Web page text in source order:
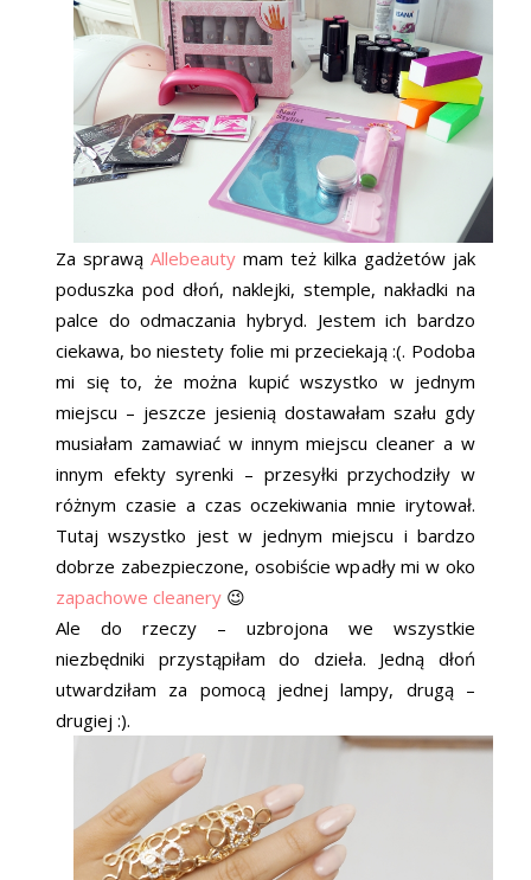
Za sprawą Allebeauty mam też kilka gadżetów jak
poduszka pod dłoń, naklejki, stemple, nakładki na
palce do odmaczania hybryd. Jestem ich bardzo
ciekawa, bo niestety folie mi przeciekają :(. Podoba
mi się to, że można kupić wszystko w jednym
miejscu – jeszcze jesienią dostawałam szału gdy
musiałam zamawiać w innym miejscu cleaner a w
innym efekty syrenki – przesyłki przychodziły w
różnym czasie a czas oczekiwania mnie irytował.
Tutaj wszystko jest w jednym miejscu i bardzo
dobrze zabezpieczone, osobiście wpadły mi w oko
zapachowe cleanery 😉
Ale do rzeczy – uzbrojona we wszystkie
niezbędniki przystąpiłam do dzieła. Jedną dłoń
utwardziłam za pomocą jednej lampy, drugą –
drugiej :).